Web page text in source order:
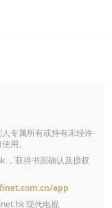
专属所有或持有未经许
用。
，获得书面确认及授权
app
现代电视